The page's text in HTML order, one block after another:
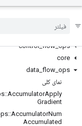
control_flow_ops
core
data flow ops
نمای کلی
::AccumulatorApply
Gradient
::AccumulatorNum
Accumulated